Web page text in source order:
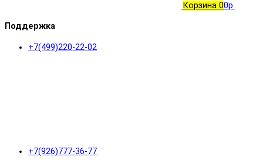
Корзина 00р.
Поддержка
+7(499)220-22-02
+7(926)777-36-77